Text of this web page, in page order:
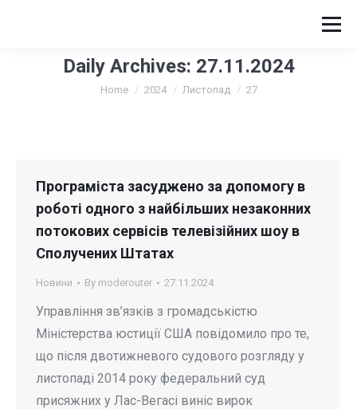
Daily Archives: 27.11.2024
You are here:
Home 2024 Листопад 27
Програміста засуджено за допомогу в
роботі одного з найбільших незаконних
потокових сервісів телевізійних шоу в
Сполучених Штатах
Новини By moderouter 27.11.2024
Управління зв’язків з громадськістю
Міністерства юстиції США повідомило про те,
що після двотижневого судового розгляду у
листопаді 2014 року федеральний суд
присяжних у Лас-Вегасі виніс вирок